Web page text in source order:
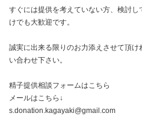
すぐには提供を考えていない方、検討
けでも大歓迎です。
誠実に出来る限りのお力添えさせて頂
い合わせ下さい。
精子提供相談フォームはこちら
メールはこちら↓
s.donation.kagayaki@gmail.com